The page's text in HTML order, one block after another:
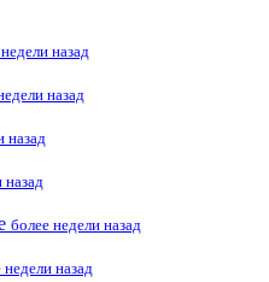
назад
назад
назад
назад
более недели назад
недели назад